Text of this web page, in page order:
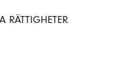
RÄTTIGHETER